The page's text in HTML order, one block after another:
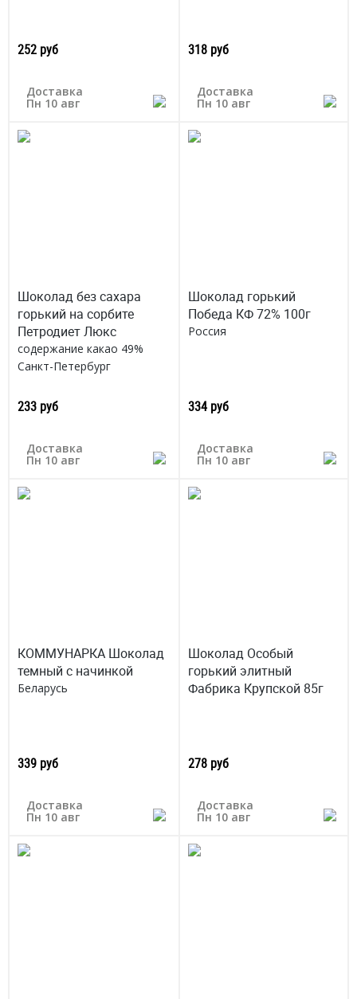
252 руб
Доставка
Пн 10 авг
318 руб
Доставка
Пн 10 авг
Шоколад без сахара
горький на сорбите
Петродиет Люкс
содержание какао 49%
Санкт-Петербург
233 руб
Доставка
Пн 10 авг
Шоколад горький
Победа КФ 72% 100г
Россия
334 руб
Доставка
Пн 10 авг
КОММУНАРКА Шоколад
темный с начинкой
Беларусь
339 руб
Доставка
Пн 10 авг
Шоколад Особый
горький элитный
Фабрика Крупской 85г
278 руб
Доставка
Пн 10 авг